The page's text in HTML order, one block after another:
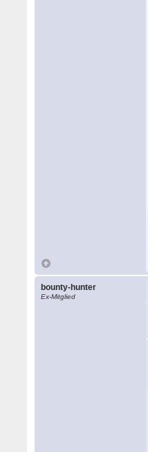
bounty-hunter
Ex-Mitglied